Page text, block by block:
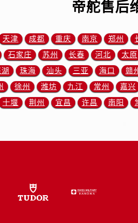
抚区东一路帝舵售后服务中心（需提前
区中央大街帝舵售后服务中心（需
区新运大街帝舵售后服务中心（需
台区石油大街帝舵售后服务中心（
区南马路帝舵售后服务中心（需提
区市府路与渤海大街交叉口帝舵售
门外大街甲6号华熙国际中心D座11
拉善盟市左旗土尔扈特大街帝舵售后服
彦淖尔市临河区新华街帝舵售后服务中
市青山区幸福路甲3号王府井百货名
帝舵售后
天津 成都 重庆 南京 郑州
石家庄 苏州 长春 河北 太原
珠海 汕头 三亚 海口 赣
徐州 潍坊 九江 常州 嘉兴
十堰 荆州 宜昌 许昌 南阳